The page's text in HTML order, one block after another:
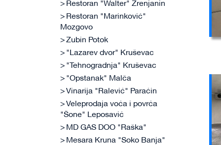
Restoran "Walter" Zrenjanin
Restoran "Marinković"
Mozgovo
Zubin Potok
"Lazarev dvor" Kruševac
"Tehnogradnja" Kruševac
"Opstanak" Malča
Vinarija "Ralević" Paraćin
Veleprodaja voća i povrća
"Šone" Leposavić
MD GAS DOO "Raška"
Mesara Kruna "Soko Banja"